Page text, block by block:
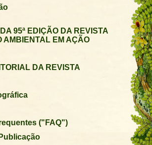
95ª EDIÇÃO DA REVISTA
AMBIENTAL EM AÇÃO
DA REVISTA
("FAQ")